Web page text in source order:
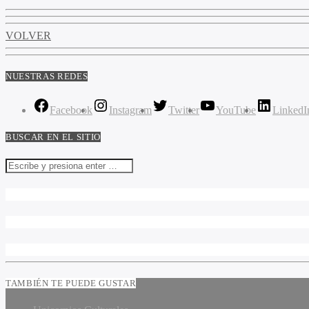
VOLVER
NUESTRAS REDES
Facebook Instagram Twitter YouTube
BUSCAR EN EL SITIO
TAMBIÉN TE PUEDE GUSTAR